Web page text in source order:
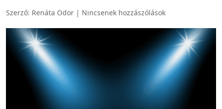
Szerző: Renáta Odor | Nincsenek hozzászólások